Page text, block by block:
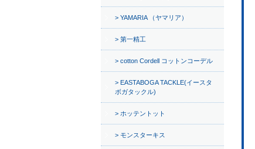
YAMARIA （ヤマリア）
第一精工
cotton Cordell コットンコーデル
EASTABOGA TACKLE(イースタ
ボガタックル)
ホッテントット
モンスターキス